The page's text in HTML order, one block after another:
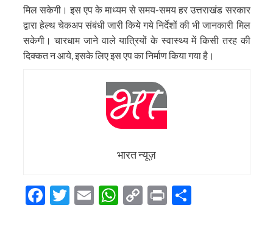
मिल सकेगी। इस एप के माध्यम से समय-समय हर उत्तराखंड सरकार
द्वारा हेल्थ चेकअप संबंधी जारी किये गये निर्देशों की भी जानकारी मिल
सकेगी। चारधाम जाने वाले यात्रियों के स्वास्थ्य में किसी तरह की
दिक्कत न आये, इसके लिए इस एप का निर्माण किया गया है।
भारत न्यूज़
Facebook
Twitter
EmailWhatsApp
Copy
PrintShare